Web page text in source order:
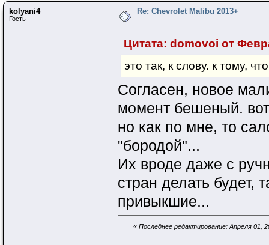
kolyani4
Гость
Re: Chevrolet Malibu 2013+
Цитата: domovoi от
это так, к слову. к тому,
Согласен, новое
момент бешеный.
но как по мне, то
"бородой"...
Их вроде даже с
стран делать будет,
привыкшие...
« Последнее редактирование: Апреля 01,